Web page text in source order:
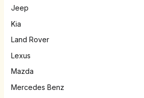
Jeep
Kia
Land Rover
Lexus
Mazda
Mercedes Benz